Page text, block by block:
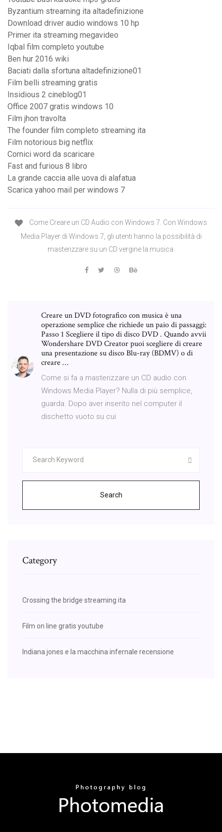
Byzantium streaming ita altadefinizione
Download driver audio windows 10 hp
Primer ita streaming megavideo
Iqbal film completo youtube
Ben hur 2016 wiki
Baciati dalla sfortuna altadefinizione01
Film belli streaming gratis
Insidious 2 cineblog01
Office 2007 gratis windows 10
Film jhon travolta
The founder film completo streaming ita
Film notorious big netflix
Cornici word da scaricare
Fast and furious 8 libro
La grande caccia alle uova di alafatua
Scarica yahoo mail per windows 7
Come Creare un CD Audio con Windows 7. Con Windows
Media Player di Windows 7, gli utenti hanno la possibilità di
masterizzare su un CD vergine la musica
Creare un DVD fotografico con musica è una
operazione semplice che richiede un paio di passaggi:
Passo 1 Scegliere il tipo di disco DVD . Quando avvii
Wondershare DVD Creator puoi scegliere di creare
una presentazione su disco Blu-ray (BDMV) o di
creare …
Come si fa a masterizzare un CD audio con
Windows Media Player? Nulla di più semplice,
guarda. Dopo aver inserito nel computer il
dischetto vuoto su cui
Search
Category
Crossing the bridge streaming ita
Film on line gratis youtube
Indiana jones e la macchina infernale recensione